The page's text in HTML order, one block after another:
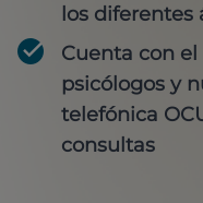
los
Cuenta con el
psicólogos y
telefónica
consultas